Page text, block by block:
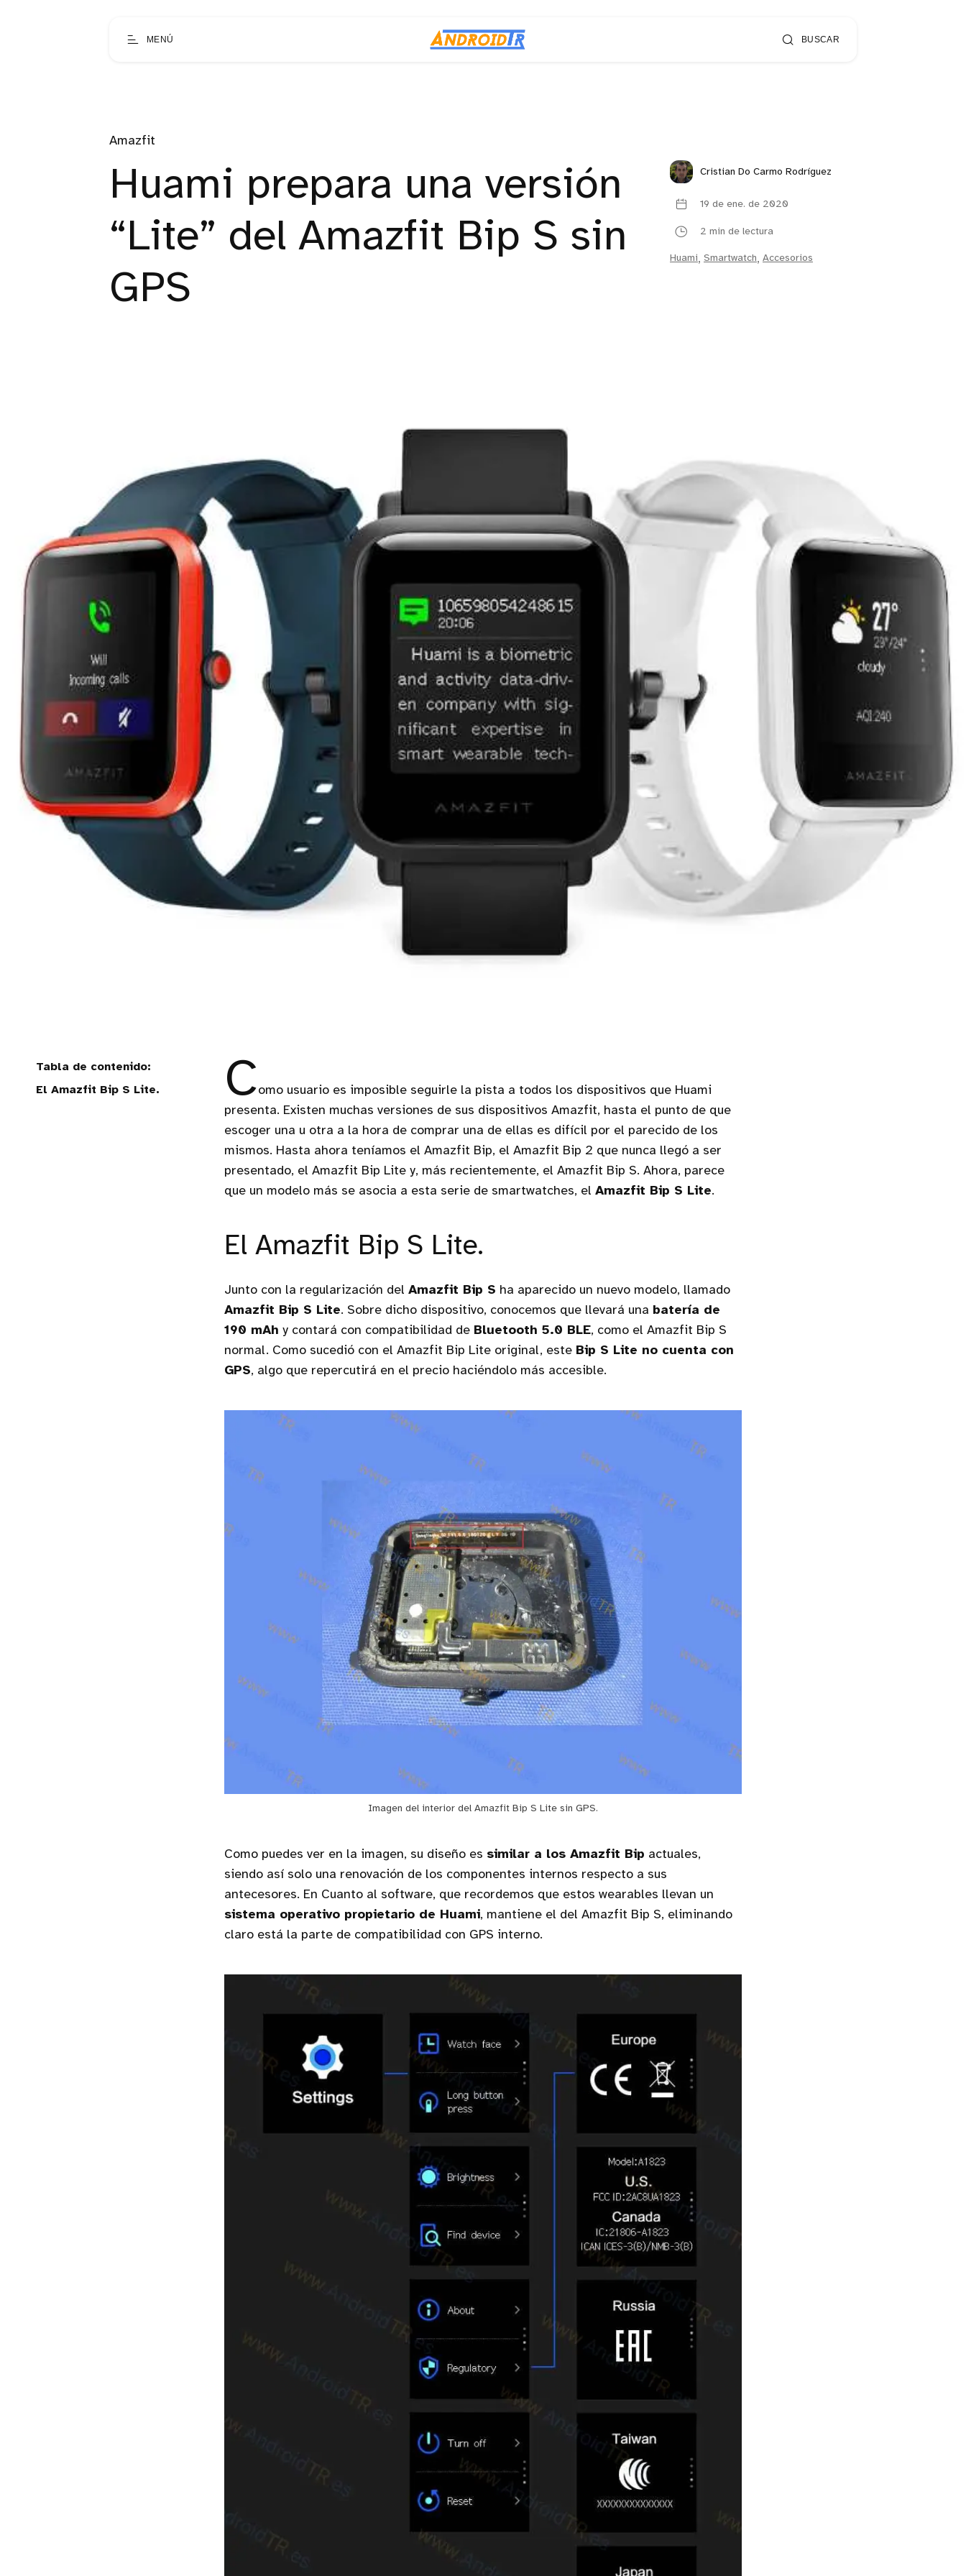
MENÚ BUSCAR
Amazfit
Huami prepara una versión
“Lite” del Amazfit Bip S sin
GPS
Cristian Do Carmo Rodríguez
19 de ene. de 2020
2 min de lectura
Huami, Smartwatch, Accesorios
El Amazfit Bip S Lite. Como usuario es imposible seguirle la pista a todos los dispositivos que Huami
presenta. Existen muchas versiones de sus dispositivos Amazfit, hasta el punto de que
escoger una u otra a la hora de comprar una de ellas es difícil por el parecido de los
mismos. Hasta ahora teníamos el Amazfit Bip, el Amazfit Bip 2 que nunca llegó a ser
presentado, el Amazfit Bip Lite y, más recientemente, el Amazfit Bip S. Ahora, parece
que un modelo más se asocia a esta serie de smartwatches, el Amazfit Bip S Lite.
El Amazfit Bip S Lite.
Junto con la regularización del Amazfit Bip S ha aparecido un nuevo modelo, llamado
Amazfit Bip S Lite. Sobre dicho dispositivo, conocemos que llevará una batería de
190 mAh y contará con compatibilidad de Bluetooth 5.0 BLE, como el Amazfit Bip S
normal. Como sucedió con el Amazfit Bip Lite original, este Bip S Lite no cuenta con
GPS, algo que repercutirá en el precio haciéndolo más accesible.
Imagen del interior del Amazfit Bip S Lite sin GPS.
Como puedes ver en la imagen, su diseño es similar a los Amazfit Bip actuales,
siendo así solo una renovación de los componentes internos respecto a sus
antecesores. En Cuanto al software, que recordemos que estos wearables llevan un
sistema operativo propietario de Huami, mantiene el del Amazfit Bip S, eliminando
claro está la parte de compatibilidad con GPS interno.